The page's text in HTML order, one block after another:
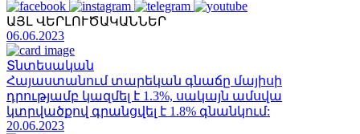
ԱՅԼ ՎԵՐԼՈՒԾԱԿԱՆՆԵՐ
06.06.2023
Տնտեսական
Հայաստանում տարեկան գնաճը մայիսի
դրությամբ կազմել է 1.3%, սակայն ամսվա
կտրվածքով գրանցվել է 1.8% գնանկում:
20.06.2023